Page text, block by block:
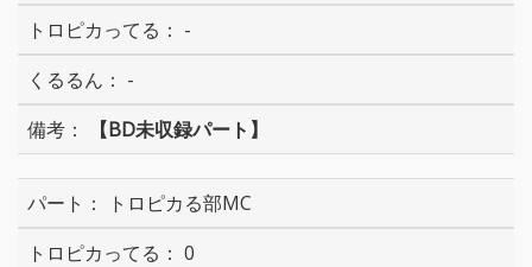
-
-
【BD未収録パート】
トロピカる部MC
0